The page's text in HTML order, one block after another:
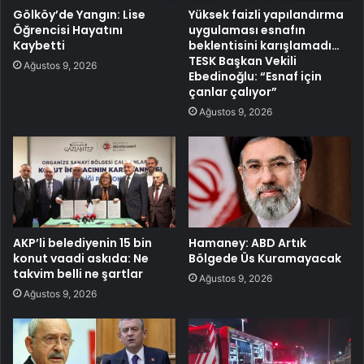
Gölköy’de Yangın: Lise
Öğrencisi Hayatını
Kaybetti
Ağustos 9, 2026
Yüksek faizli yapılandırma
uygulaması esnafın
beklentisini karışlamadı…
TESK Başkan Vekili
Ebedinoğlu: “Esnaf için
çanlar çalıyor”
Ağustos 9, 2026
AKP’li belediyenin 15 bin
konut vaadi askıda: Ne
takvim belli ne şartlar
Ağustos 9, 2026
Hamaney: ABD Artık
Bölgede Üs Kuramayacak
Ağustos 9, 2026